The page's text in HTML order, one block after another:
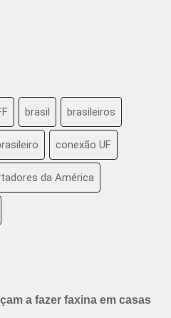
brasil brasileiros
conexão UF
da América
a fazer faxina em casas